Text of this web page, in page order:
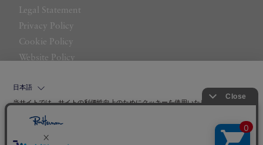
Legal Statement
Privacy Policy
Cookie Policy
Website Policy
日本語
当サイトでは、サイトの利便性向上のためにクッキーを使用いたします。ボタン
ーの使用に同意したことになります。クッキーを通じて収集する情報には「お客
クッキーポリシ
ー
をご確認ください。